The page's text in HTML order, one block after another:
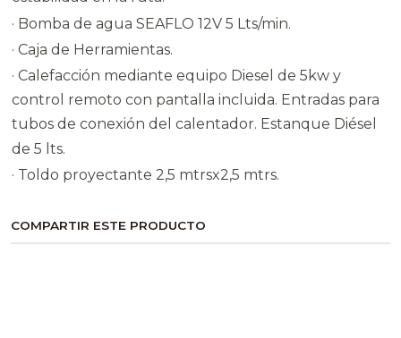
· Bomba de agua SEAFLO 12V 5 Lts/min.
· Caja de Herramientas.
· Calefacción mediante equipo Diesel de 5kw y
control remoto con pantalla incluida. Entradas para
tubos de conexión del calentador. Estanque Diésel
de 5 lts.
· Toldo proyectante 2,5 mtrsx2,5 mtrs.
COMPARTIR ESTE PRODUCTO